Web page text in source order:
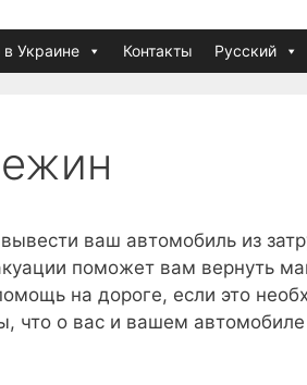
Украине Контакты Русский
ваш автомобиль из
поможет вам вернуть
на дороге, если это
о вас и вашем автомобиле